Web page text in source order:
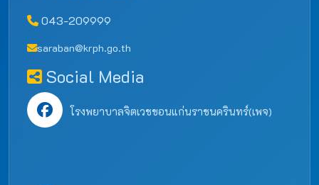
043-209999
saraban@krph.go.th
Social Media
โรงพยาบาลจิตเวชขอนแก่นราชนครินทร์(เพจ)